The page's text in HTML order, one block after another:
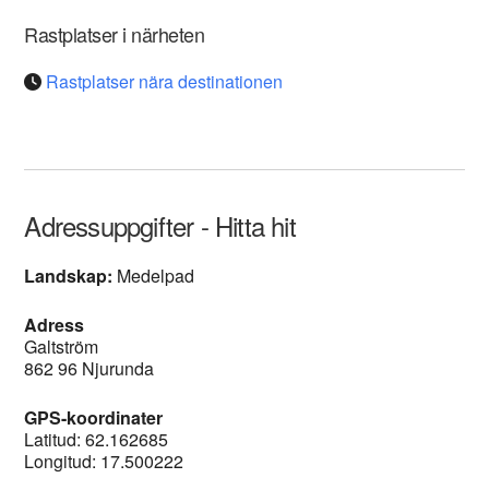
Rastplatser i närheten
Rastplatser nära destinationen
Adressuppgifter - Hitta hit
Landskap: Medelpad
Adress
Galtström
862 96 Njurunda
GPS-koordinater
Latitud: 62.162685
Longitud: 17.500222